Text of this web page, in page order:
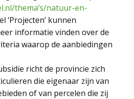
thema’s/natuur-en-
‘Projecten’ kunnen
informatie vinden over de
waarop de aanbiedingen
richt de provincie zich
die eigenaar zijn van
of van percelen die zij